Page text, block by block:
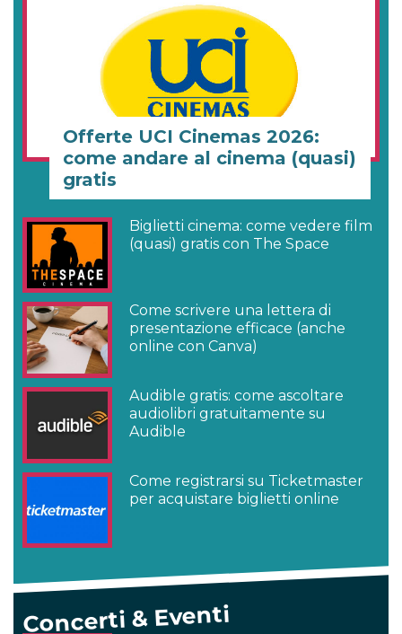
Offerte UCI Cinemas 2026:
come andare al cinema (quasi)
gratis
Biglietti cinema: come vedere film
(quasi) gratis con The Space
Come scrivere una lettera di
presentazione efficace (anche
online con Canva)
Audible gratis: come ascoltare
audiolibri gratuitamente su
Audible
Come registrarsi su Ticketmaster
per acquistare biglietti online
Concerti & Eventi